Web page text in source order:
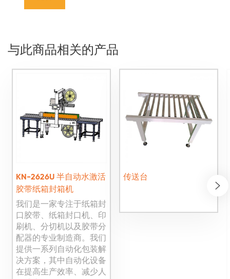
与此商品相关的产品
KN-2626U 半自动水激活
胶带纸箱封箱机
我们是一家专注于纸箱封
口胶带、纸箱封口机、印
刷机、分切机以及胶带分
配器的专业制造商。我们
提供一系列自动化包装解
决方案，其中自动化设备
在提高生产效率、减少人
传送台